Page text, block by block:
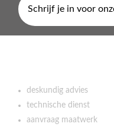
deskundig advies
technische dienst
aanvraag maatwerk